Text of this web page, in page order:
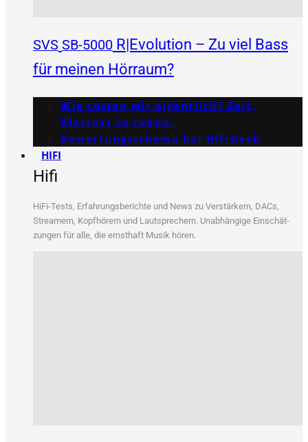
SVS SB-5000 R|Evolution – Zu viel Bass
für meinen Hörraum?
Wie testen wir eigentlich? Zeit,
Klartext zu reden.
Bewertungs­schema bei HiFiGeek
HIFI
Hifi
HiFi-Tests, Erfah­rungs­be­rich­te und News zu Ver­stär­kern, DACs,
Strea­mern, Kopf­hö­rern und Laut­spre­chern. Unab­hän­gi­ge Ein­schät­
zun­gen für alle, die ernst­haft Musik hören.